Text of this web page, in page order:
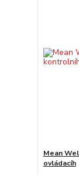
Mean
ovládacíh